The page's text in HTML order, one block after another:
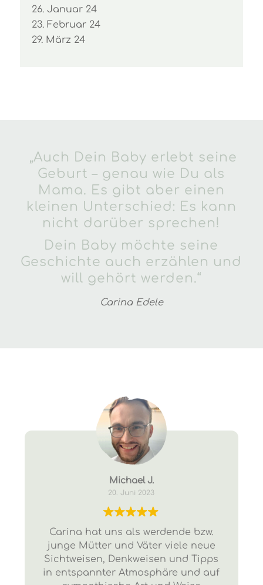
26. Januar 24
23. Februar 24
29. März 24
„Auch Dein Baby erlebt seine
Geburt – genau wie Du als
Mama. Es gibt aber einen
kleinen Unterschied: Es kann
nicht darüber sprechen!
Dein Baby möchte seine
Geschichte auch erzählen und
will gehört werden.“
Carina Edele
Michael J.
20. Juni 2023
Carina hat uns als werdende bzw.
junge Mütter und Väter viele neue
Sichtweisen, Denkweisen und Tipps
in entspannter Atmosphäre und auf